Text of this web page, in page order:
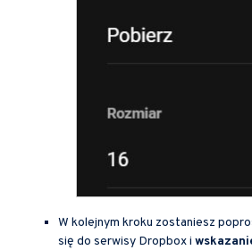
W kolejnym kroku zostaniesz
się do serwisy Dropbox i